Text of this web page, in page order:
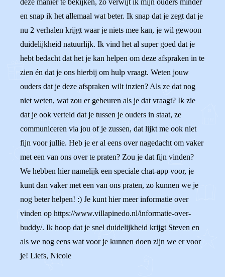
deze manier te bekijken, zo verwijt ik mijn ouders minder
en snap ik het allemaal wat beter. Ik snap dat je zegt dat je
nu 2 verhalen krijgt waar je niets mee kan, je wil gewoon
duidelijkheid natuurlijk. Ik vind het al super goed dat je
hebt bedacht dat het je kan helpen om deze afspraken in te
zien én dat je ons hierbij om hulp vraagt. Weten jouw
ouders dat je deze afspraken wilt inzien? Als ze dat nog
niet weten, wat zou er gebeuren als je dat vraagt? Ik zie
dat je ook verteld dat je tussen je ouders in staat, ze
communiceren via jou of je zussen, dat lijkt me ook niet
fijn voor jullie. Heb je er al eens over nagedacht om vaker
met een van ons over te praten? Zou je dat fijn vinden?
We hebben hier namelijk een speciale chat-app voor, je
kunt dan vaker met een van ons praten, zo kunnen we je
nog beter helpen! :) Je kunt hier meer informatie over
vinden op https://www.villapinedo.nl/informatie-over-
buddy/. Ik hoop dat je snel duidelijkheid krijgt Steven en
als we nog eens wat voor je kunnen doen zijn we er voor
je! Liefs, Nicole